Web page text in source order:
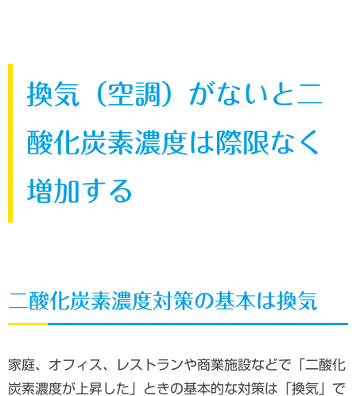
換気（空調）がないと二
酸化炭素濃度は際限なく
増加する
二酸化炭素濃度対策の基本は換気
家庭、オフィス、レストランや商業施設などで「二酸化
炭素濃度が上昇した」ときの基本的な対策は「換気」で